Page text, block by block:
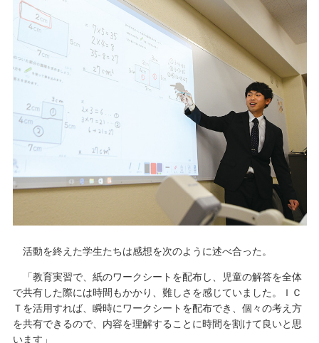
活動を終えた学生たちは感想を次のように述べ合った。
「教育実習で、紙のワークシートを配布し、児童の解答を全体
で共有した際には時間もかかり、難しさを感じていました。ＩＣ
Ｔを活用すれば、瞬時にワークシートを配布でき、個々の考え方
を共有できるので、内容を理解することに時間を割けて良いと思
います」